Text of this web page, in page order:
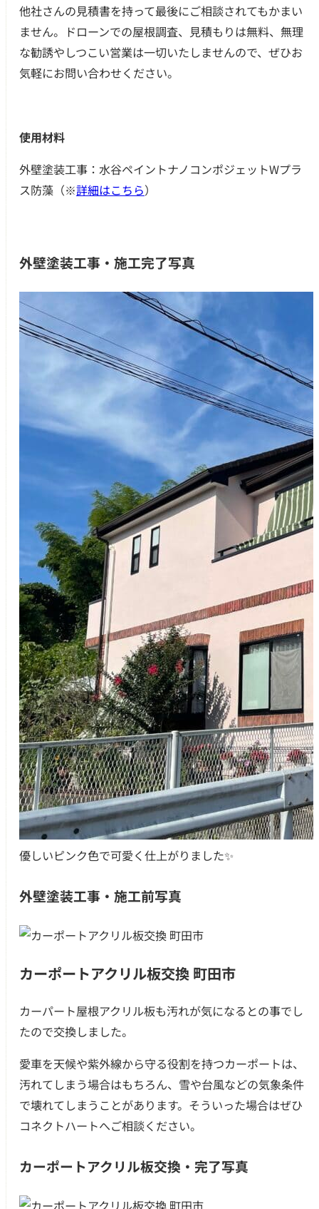
つの無料サービス
施工事例
お客様の声
代表挨拶
ご依頼～施工の流れ
よくあるご質問
施工料金の一例
スタッフブログ
他社さんの見積書を持って最後にご相談されてもかまい
ません。ドローンでの屋根調査、見積もりは無料、無理
な勧誘やしつこい営業は一切いたしませんので、ぜひお
気軽にお問い合わせください。
使用材料
外壁塗装工事： 水谷ペイントナノコンポジェットWプラ
ス防藻（※詳細はこちら）
外壁塗装工事・施工完了写真
優しいピンク色で可愛く仕上がりました✨
外壁塗装工事・施工前写真
カーポートアクリル板交換 町田市
カーパート屋根アクリル板も汚れが気になるとの事でし
たので交換しました。
愛車を天候や紫外線から守る役割を持つカーポートは、
汚れてしまう場合はもちろん、雪や台風などの気象条件
で壊れてしまうことがあります。そういった場合はぜひ
コネクトハートへご相談ください。
カーポートアクリル板交換・完了写真